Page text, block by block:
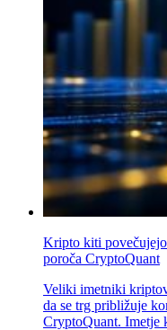
Kripto kiti
poroča CryptoQuant
Veliki imetniki
da se trg približuje
CryptoQuant. Imetje